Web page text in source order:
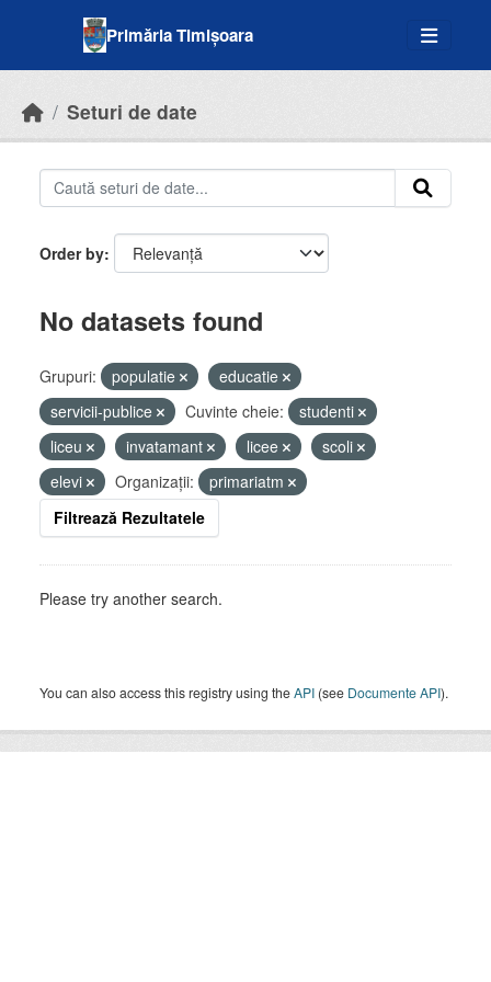
Primăria Timișoara
Seturi de date
Order by
No datasets found
Grupuri: populatie
educatie
servicii-publice
Cuvinte cheie:
studenti
liceu
invatamant licee
scoli
elevi
Organizații:
primariatm
Filtrează Rezultatele
Please try another search.
You can also access this registry using theAPI (see Documente API).